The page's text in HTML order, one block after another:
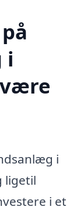
i
i
ligetil
i et